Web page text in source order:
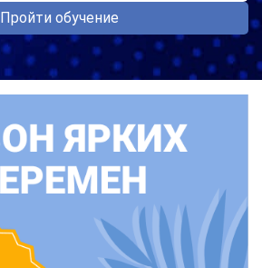
Пройти обучение